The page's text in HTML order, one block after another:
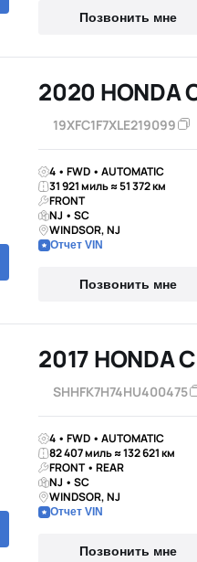
Позвонить мне
2020 HONDA
19XFC1F7XLE219099
4 • FWD • AUTOMATIC
31 921 миль ≈ 51 372 км
FRONT
NJ • SC
WINDSOR, NJ
Отчет VIN
Позвонить мне
2017 HONDA
SHHFK7H74HU400475
4 • FWD • AUTOMATIC
82 407 миль ≈ 132 621 км
FRONT • REAR
NJ • SC
WINDSOR, NJ
Отчет VIN
Позвонить мне